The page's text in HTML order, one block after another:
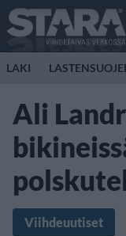
LAKI
Ali
Viihdeuutiset